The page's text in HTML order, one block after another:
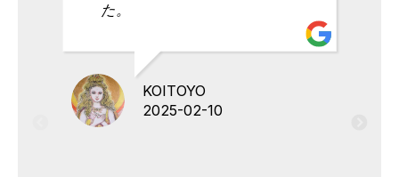
た。
KOITOYO
2025-02-10